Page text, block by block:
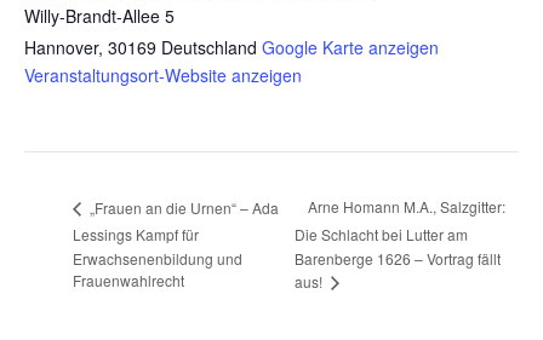
Willy-Brandt-Allee 5
Hannover, 30169 Deutschland Google Karte anzeigen
Veranstaltungsort-Website anzeigen
„Frauen an die Urnen“ – Ada
Lessings Kampf für
Erwachsenenbildung und
Frauenwahlrecht
Arne Homann M.A., Salzgitter:
Die Schlacht bei Lutter am
Barenberge 1626 – Vortrag fällt
aus!